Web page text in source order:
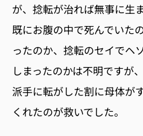
が、捻転が治れば無事に生
既にお腹の中で死んでいた
ったのか、捻転のセイでヘ
しまったのかは不明ですが
派手に転がした割に母体が
くれたのが救いでした。